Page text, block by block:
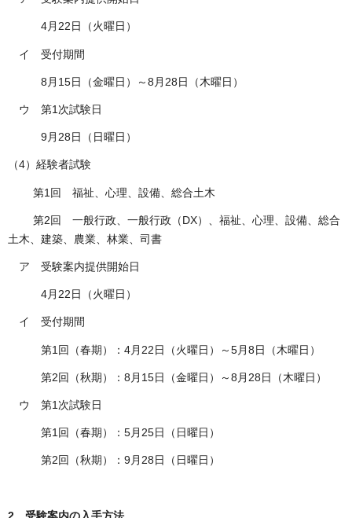
4月22日（火曜日）
イ 受付期間
8月15日（金曜日）～8月28日（木曜日）
ウ 第1次試験日
9月28日（日曜日）
（4）経験者試験
第1回 福祉、心理、設備、総合土木
第2回 一般行政、一般行政（DX）、福祉、心理、設備、総合
土木、建築、農業、林業、司書
ア 受験案内提供開始日
4月22日（火曜日）
イ 受付期間
第1回（春期）：4月22日（火曜日）～5月8日（木曜日）
第2回（秋期）：8月15日（金曜日）～8月28日（木曜日）
ウ 第1次試験日
第1回（春期）：5月25日（日曜日）
第2回（秋期）：9月28日（日曜日）
2 受験案内の入手方法